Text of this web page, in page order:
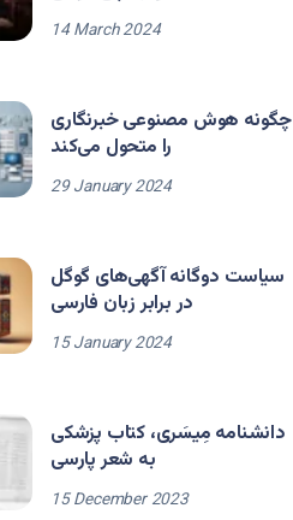
14 March 2024
چگونه هوش مصنوعی خبرنگاری
را متحول می‌کند
29 January 2024
سیاست دوگانه آگهی‌های گوگل
در برابر زبان فارسی
15 January 2024
دانشنامه مِیسَری، کتاب پزشکی
به شعر پارسی
15 December 2023